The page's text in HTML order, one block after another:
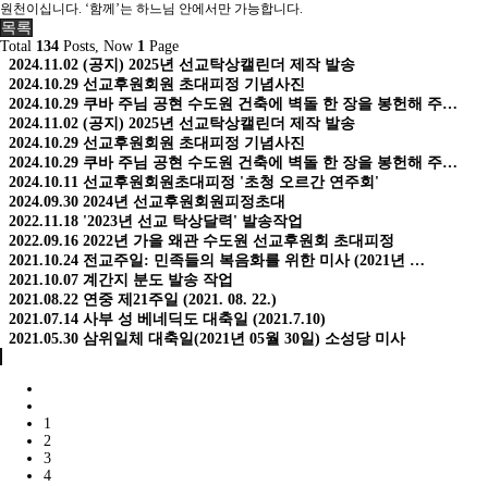
원천이십니다. ‘함께’는 하느님 안에서만 가능합니다.
목록
Total 134 Posts, Now 1 Page
2024.11.02 (공지) 2025년 선교탁상캘린더 제작 발송
2024.10.29 선교후원회원 초대피정 기념사진
2024.10.29 쿠바 주님 공현 수도원 건축에 벽돌 한 장을 봉헌해 주…
2024.11.02 (공지) 2025년 선교탁상캘린더 제작 발송
2024.10.29 선교후원회원 초대피정 기념사진
2024.10.29 쿠바 주님 공현 수도원 건축에 벽돌 한 장을 봉헌해 주…
2024.10.11 선교후원회원초대피정 '초청 오르간 연주회'
2024.09.30 2024년 선교후원회원피정초대
2022.11.18 '2023년 선교 탁상달력' 발송작업
2022.09.16 2022년 가을 왜관 수도원 선교후원회 초대피정
2021.10.24 전교주일: 민족들의 복음화를 위한 미사 (2021년 …
2021.10.07 계간지 분도 발송 작업
2021.08.22 연중 제21주일 (2021. 08. 22.)
2021.07.14 사부 성 베네딕도 대축일 (2021.7.10)
2021.05.30 삼위일체 대축일(2021년 05월 30일) 소성당 미사
1
2
3
4